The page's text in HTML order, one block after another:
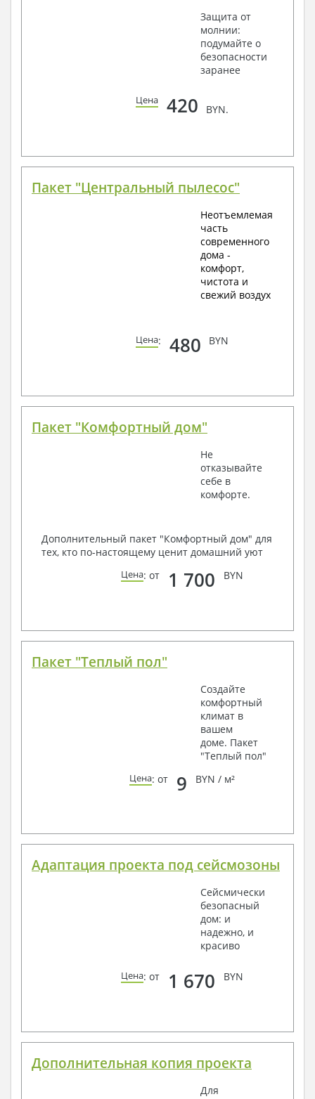
Защита от
молнии:
подумайте о
безопасности
заранее
Цена 420 BYN.
Пакет "Центральный пылесос"
Неотъемлемая
часть
современного
дома -
комфорт,
чистота и
свежий воздух
Цена: 480 BYN
Пакет "Комфортный дом"
Не
отказывайте
себе в
комфорте.
Дополнительный пакет "Комфортный дом" для
тех, кто по-настоящему ценит домашний уют
Цена: от 1 700 BYN
Пакет "Теплый пол"
Создайте
комфортный
климат в
вашем
доме. Пакет
"Теплый пол"
Цена: от 9 BYN / м²
Адаптация проекта под сейсмозоны
Сейсмически
безопасный
дом: и
надежно, и
красиво
Цена: от 1 670 BYN
Дополнительная копия проекта
Для